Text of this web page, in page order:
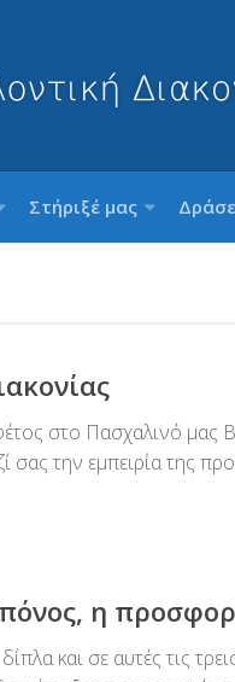
Στήριξέ μας
στο Πασχαλινό μας
σας την εμπειρία της
η
και σε αυτές τις